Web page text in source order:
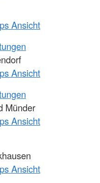
Ansicht
Ansicht
Münder
Ansicht
Ansicht